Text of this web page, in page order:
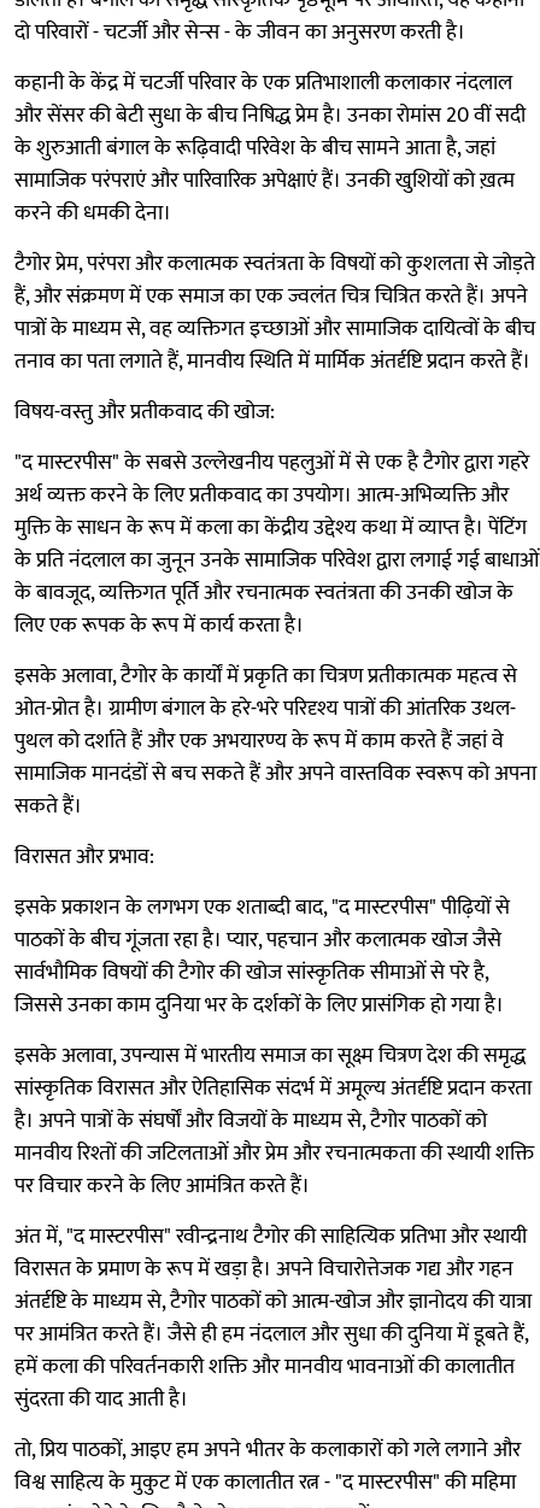
दो परिवारों - चटर्जी और सेन्स - के जीवन का अनुसरण करती है।
कहानी के केंद्र में चटर्जी परिवार के एक प्रतिभाशाली कलाकार नंदलाल
और सेंसर की बेटी सुधा के बीच निषिद्ध प्रेम है। उनका रोमांस 20 वीं सदी
के शुरुआती बंगाल के रूढ़िवादी परिवेश के बीच सामने आता है, जहां
सामाजिक परंपराएं और पारिवारिक अपेक्षाएं हैं। उनकी खुशियों को ख़त्म
करने की धमकी देना।
टैगोर प्रेम, परंपरा और कलात्मक स्वतंत्रता के विषयों को कुशलता से जोड़ते
हैं, और संक्रमण में एक समाज का एक ज्वलंत चित्र चित्रित करते हैं। अपने
पात्रों के माध्यम से, वह व्यक्तिगत इच्छाओं और सामाजिक दायित्वों के बीच
तनाव का पता लगाते हैं, मानवीय स्थिति में मार्मिक अंतर्दृष्टि प्रदान करते हैं।
विषय-वस्तु और प्रतीकवाद की खोज:
"द मास्टरपीस" के सबसे उल्लेखनीय पहलुओं में से एक है टैगोर द्वारा गहरे
अर्थ व्यक्त करने के लिए प्रतीकवाद का उपयोग। आत्म-अभिव्यक्ति और
मुक्ति के साधन के रूप में कला का केंद्रीय उद्देश्य कथा में व्याप्त है। पेंटिंग
के प्रति नंदलाल का जुनून उनके सामाजिक परिवेश द्वारा लगाई गई बाधाओं
के बावजूद, व्यक्तिगत पूर्ति और रचनात्मक स्वतंत्रता की उनकी खोज के
लिए एक रूपक के रूप में कार्य करता है।
इसके अलावा, टैगोर के कार्यों में प्रकृति का चित्रण प्रतीकात्मक महत्व से
ओत-प्रोत है। ग्रामीण बंगाल के हरे-भरे परिदृश्य पात्रों की आंतरिक उथल-
पुथल को दर्शाते हैं और एक अभयारण्य के रूप में काम करते हैं जहां वे
सामाजिक मानदंडों से बच सकते हैं और अपने वास्तविक स्वरूप को अपना
सकते हैं।
विरासत और प्रभाव:
इसके प्रकाशन के लगभग एक शताब्दी बाद, "द मास्टरपीस" पीढ़ियों से
पाठकों के बीच गूंजता रहा है। प्यार, पहचान और कलात्मक खोज जैसे
सार्वभौमिक विषयों की टैगोर की खोज सांस्कृतिक सीमाओं से परे है,
जिससे उनका काम दुनिया भर के दर्शकों के लिए प्रासंगिक हो गया है।
इसके अलावा, उपन्यास में भारतीय समाज का सूक्ष्म चित्रण देश की समृद्ध
सांस्कृतिक विरासत और ऐतिहासिक संदर्भ में अमूल्य अंतर्दृष्टि प्रदान करता
है। अपने पात्रों के संघर्षों और विजयों के माध्यम से, टैगोर पाठकों को
मानवीय रिश्तों की जटिलताओं और प्रेम और रचनात्मकता की स्थायी शक्ति
पर विचार करने के लिए आमंत्रित करते हैं।
अंत में, "द मास्टरपीस" रवीन्द्रनाथ टैगोर की साहित्यिक प्रतिभा और स्थायी
विरासत के प्रमाण के रूप में खड़ा है। अपने विचारोत्तेजक गद्य और गहन
अंतर्दृष्टि के माध्यम से, टैगोर पाठकों को आत्म-खोज और ज्ञानोदय की यात्रा
पर आमंत्रित करते हैं। जैसे ही हम नंदलाल और सुधा की दुनिया में डूबते हैं,
हमें कला की परिवर्तनकारी शक्ति और मानवीय भावनाओं की कालातीत
सुंदरता की याद आती है।
तो, प्रिय पाठकों, आइए हम अपने भीतर के कलाकारों को गले लगाने और
विश्व साहित्य के मुकुट में एक कालातीत रत्न - "द मास्टरपीस" की महिमा